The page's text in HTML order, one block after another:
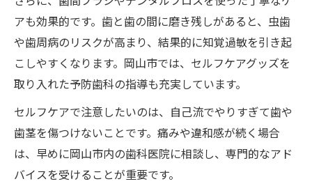
アも効果的です。歯と歯の間に磨き残しがあると、虫歯
や歯周病のリスクが高まり、結果的に知覚過敏を引き起
こしやすくなります。岡山市では、セルフケアグッズを
取り入れた予防歯科の指導も充実しています。
セルフケアで注意したいのは、自己流でやりすぎて歯や
歯茎を傷つけないことです。痛みや違和感が続く場合
は、早めに岡山市内の歯科医院に相談し、専門的なアド
バイスを受けることが重要です。